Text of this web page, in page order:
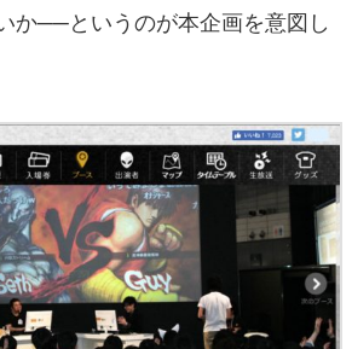
か──というのが本企画を意図し